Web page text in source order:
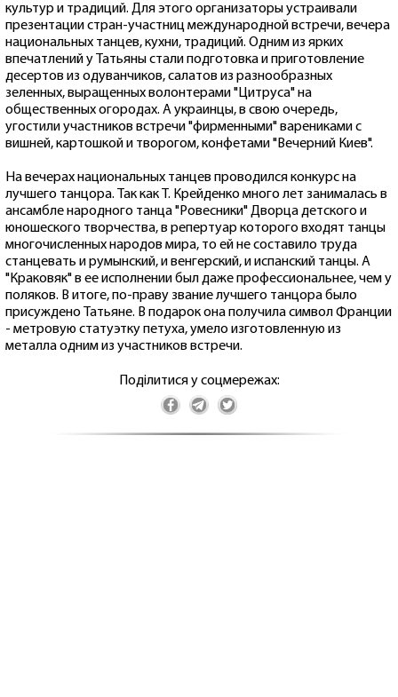
культур и традиций. Для этого организаторы устраивали
презентации стран-участниц международной встречи, вечера
национальных танцев, кухни, традиций. Одним из ярких
впечатлений у Татьяны стали подготовка и приготовление
десертов из одуванчиков, салатов из разнообразных
зеленных, выращенных волонтерами "Цитруса" на
общественных огородах. А украинцы, в свою очередь,
угостили участников встречи "фирменными" варениками с
вишней, картошкой и творогом, конфетами "Вечерний Киев".
На вечерах национальных танцев проводился конкурс на
лучшего танцора. Так как Т. Крейденко много лет занималась в
ансамбле народного танца "Ровесники" Дворца детского и
юношеского творчества, в репертуар которого входят танцы
многочисленных народов мира, то ей не составило труда
станцевать и румынский, и венгерский, и испанский танцы. А
"Краковяк" в ее исполнении был даже профессиональнее, чем у
поляков. В итоге, по-праву звание лучшего танцора было
присуждено Татьяне. В подарок она получила символ Франции
- метровую статуэтку петуха, умело изготовленную из
металла одним из участников встречи.
Поділитися у соцмережах: